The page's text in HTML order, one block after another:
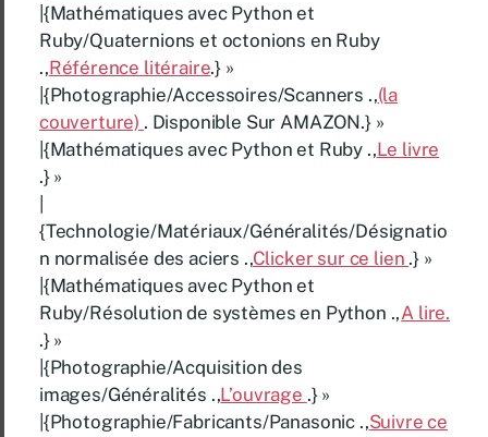
|{Mathématiques avec Python et
Ruby/Quaternions et octonions en Ruby
.,Référence litéraire.} »
|{Photographie/Accessoires/Scanners .,(la
couverture) . Disponible Sur AMAZON.} »
|{Mathématiques avec Python et Ruby .,Le livre
.} »
{Technologie/Matériaux/Généralités/Désignatio
n normalisée des aciers .,Clicker sur ce lien .} »
|{Mathématiques avec Python et
Ruby/Résolution de systèmes en Python .,A lire.
.} »
|{Photographie/Acquisition des
images/Généralités .,L’ouvrage .} »
|{Photographie/Fabricants/Panasonic .,Suivre ce